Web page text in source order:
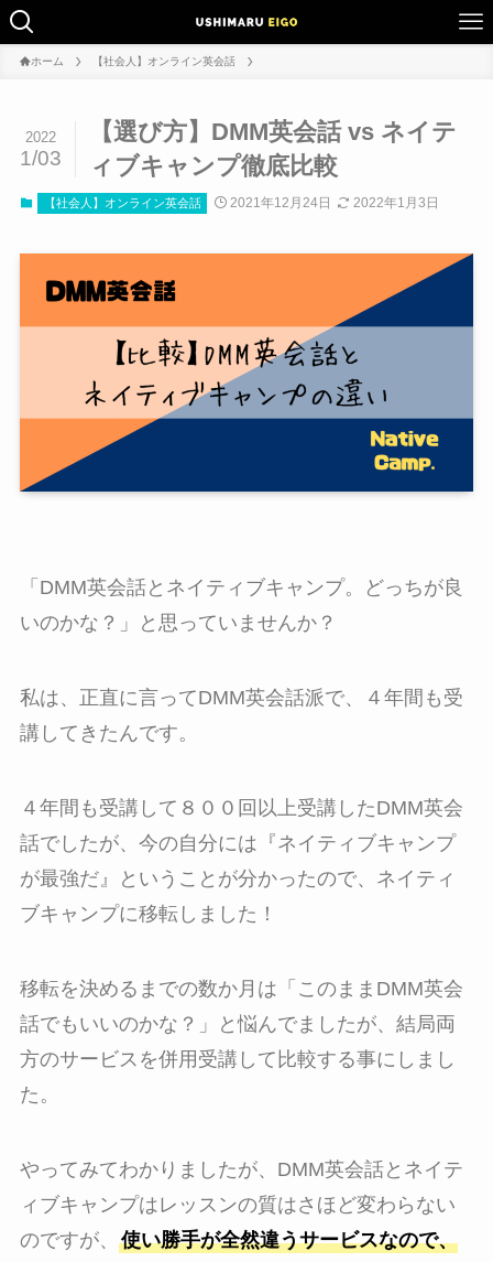
ホーム 【社会人】オンライン英会話
【選び方】DMM英会話 vs ネイテ
ィブキャンプ徹底比較
2022
1/03
【社会人】オンライン英会話 2021年12月24日 2022年1月3日
「DMM英会話とネイティブキャンプ。どっちが良
いのかな？」と思っていませんか？
私は、正直に言ってDMM英会話派で、４年間も受
講してきたんです。
４年間も受講して８００回以上受講したDMM英会
話でしたが、今の自分には『ネイティブキャンプ
が最強だ』ということが分かったので、ネイティ
ブキャンプに移転しました！
移転を決めるまでの数か月は「このままDMM英会
話でもいいのかな？」と悩んでましたが、結局両
方のサービスを併用受講して比較する事にしまし
た。
やってみてわかりましたが、DMM英会話とネイテ
ィブキャンプはレッスンの質はさほど変わらない
のですが、 使い勝手が全然違うサービスなので、